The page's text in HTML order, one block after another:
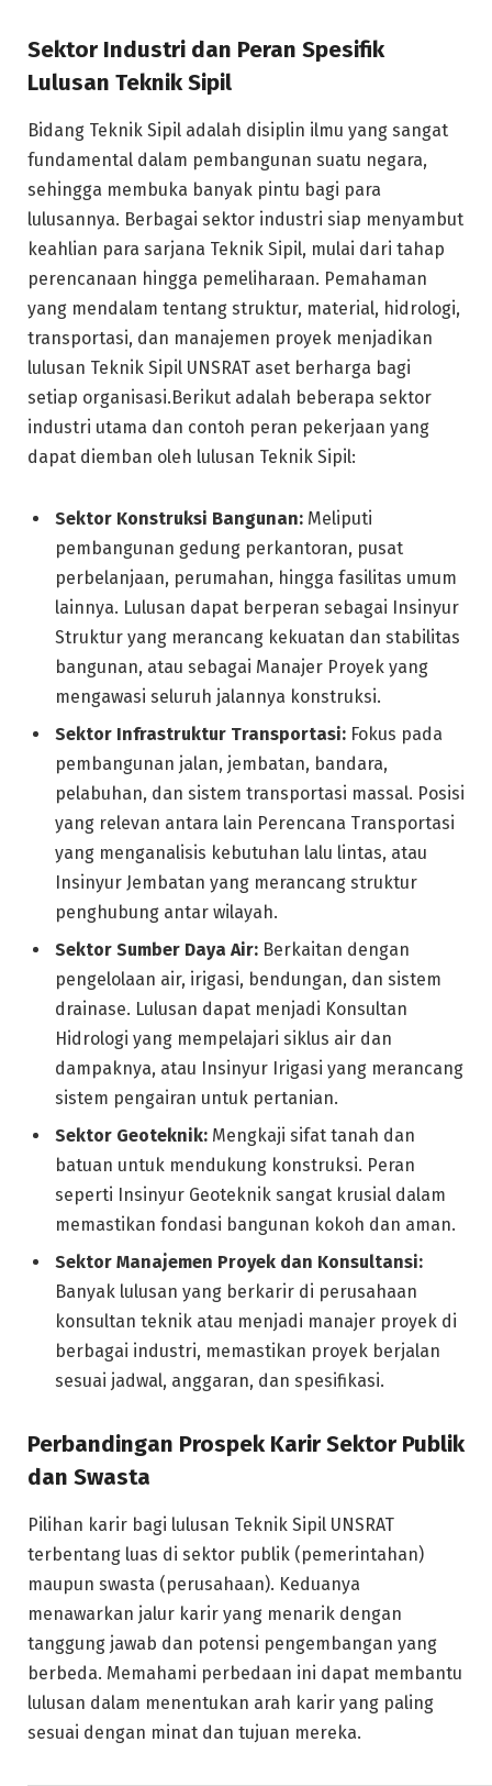
Sektor Industri dan Peran Spesifik
Lulusan Teknik Sipil
Bidang Teknik Sipil adalah disiplin ilmu yang sangat
fundamental dalam pembangunan suatu negara,
sehingga membuka banyak pintu bagi para
lulusannya. Berbagai sektor industri siap menyambut
keahlian para sarjana Teknik Sipil, mulai dari tahap
perencanaan hingga pemeliharaan. Pemahaman
yang mendalam tentang struktur, material, hidrologi,
transportasi, dan manajemen proyek menjadikan
lulusan Teknik Sipil UNSRAT aset berharga bagi
setiap organisasi.Berikut adalah beberapa sektor
industri utama dan contoh peran pekerjaan yang
dapat diemban oleh lulusan Teknik Sipil:
Sektor Konstruksi Bangunan: Meliputi
pembangunan gedung perkantoran, pusat
perbelanjaan, perumahan, hingga fasilitas umum
lainnya. Lulusan dapat berperan sebagai Insinyur
Struktur yang merancang kekuatan dan stabilitas
bangunan, atau sebagai Manajer Proyek yang
mengawasi seluruh jalannya konstruksi.
Sektor Infrastruktur Transportasi: Fokus pada
pembangunan jalan, jembatan, bandara,
pelabuhan, dan sistem transportasi massal. Posisi
yang relevan antara lain Perencana Transportasi
yang menganalisis kebutuhan lalu lintas, atau
Insinyur Jembatan yang merancang struktur
penghubung antar wilayah.
Sektor Sumber Daya Air: Berkaitan dengan
pengelolaan air, irigasi, bendungan, dan sistem
drainase. Lulusan dapat menjadi Konsultan
Hidrologi yang mempelajari siklus air dan
dampaknya, atau Insinyur Irigasi yang merancang
sistem pengairan untuk pertanian.
Sektor Geoteknik: Mengkaji sifat tanah dan
batuan untuk mendukung konstruksi. Peran
seperti Insinyur Geoteknik sangat krusial dalam
memastikan fondasi bangunan kokoh dan aman.
Sektor Manajemen Proyek dan Konsultansi:
Banyak lulusan yang berkarir di perusahaan
konsultan teknik atau menjadi manajer proyek di
berbagai industri, memastikan proyek berjalan
sesuai jadwal, anggaran, dan spesifikasi.
Perbandingan Prospek Karir Sektor Publik
dan Swasta
Pilihan karir bagi lulusan Teknik Sipil UNSRAT
terbentang luas di sektor publik (pemerintahan)
maupun swasta (perusahaan). Keduanya
menawarkan jalur karir yang menarik dengan
tanggung jawab dan potensi pengembangan yang
berbeda. Memahami perbedaan ini dapat membantu
lulusan dalam menentukan arah karir yang paling
sesuai dengan minat dan tujuan mereka.